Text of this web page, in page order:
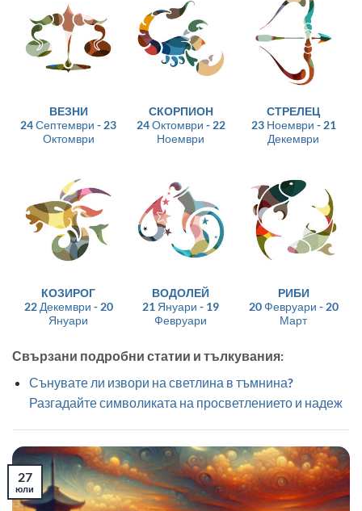
ВЕЗНИ
24 Септември - 23
Октомври
СКОРПИОН
24 Октомври - 22
Ноември
СТРЕЛЕЦ
23 Ноември - 21
Декември
КОЗИРОГ
22 Декември - 20
Януари
ВОДОЛЕЙ
21 Януари - 19
Февруари
РИБИ
20 Февруари - 20
Март
Свързани подробни статии и тълкувания:
Сънувате ли извори на светлина в тъмнина?
Разгадайте символиката на просветлението и надеж
27
юли